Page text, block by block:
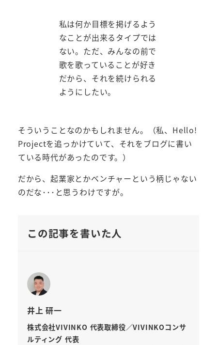
私は何か目標を掲げるよう
なことが出来るタイプでは
ない。ただ、みんなの前で
歌を歌っていることが好き
だから、それを続けられる
ようにしたい。
そういうことなのかもしれません。（私、Hello!
Projectを追っかけていて、それをブログに書い
ている時代があったのです。）
だから、起業家とかベンチャーという柄じゃない
のだな･･･と思うわけですが。
この記事を書いた人
井上 研一
株式会社VIVINKO 代表取締役／VIVINKOコンサ
ルティング 代表